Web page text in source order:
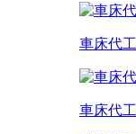
車床代工
車床代工